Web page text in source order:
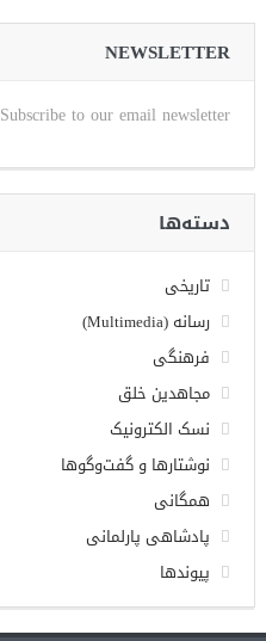
NEWSLETTER
Subscribe to our email newsletter.
دسته‌ها
تاریخی
رسانه (Multimedia)
فرهنگی
مجاهدین خلق
نسک الکترونیک
نوشتارها و گفت‌وگوها
همگانی
پادشاهی پارلمانی
پیوندها